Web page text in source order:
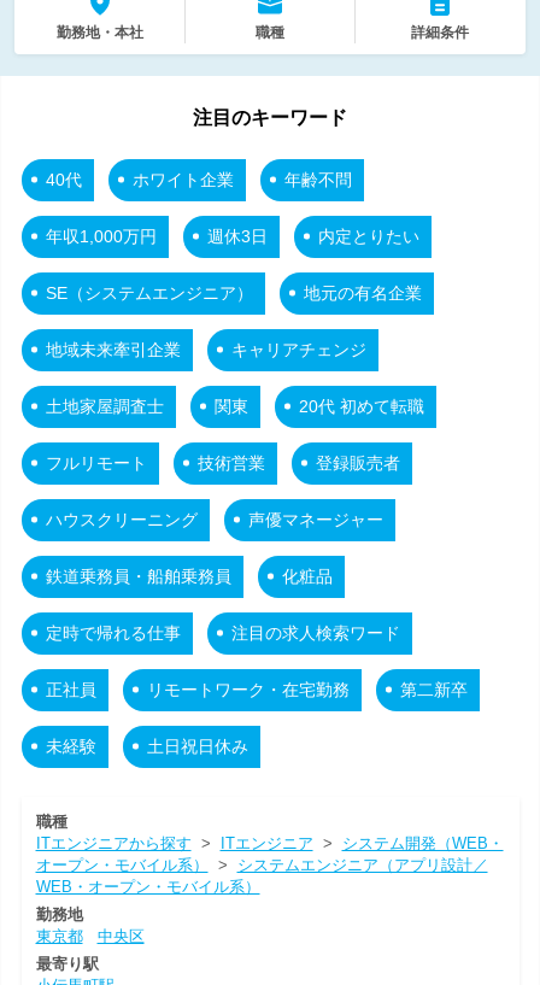
勤務地・本社 職種 詳細条件
注目のキーワード
40代 ホワイト企業 年齢不問
年収1,000万円 週休3日 内定とりたい
SE（システムエンジニア） 地元の有名企業
地域未来牽引企業 キャリアチェンジ
土地家屋調査士 関東 20代 初めて転職
フルリモート 技術営業 登録販売者
ハウスクリーニング 声優マネージャー
鉄道乗務員・船舶乗務員 化粧品
定時で帰れる仕事 注目の求人検索ワード
正社員 リモートワーク・在宅勤務 第二新卒
未経験 土日祝日休み
職種
ITエンジニアから探す > ITエンジニア > システム開発（WEB・
オープン・モバイル系）
> システムエンジニア（アプリ設計／
WEB・オープン・モバイル系）
勤務地
東京都
中央区
最寄り駅